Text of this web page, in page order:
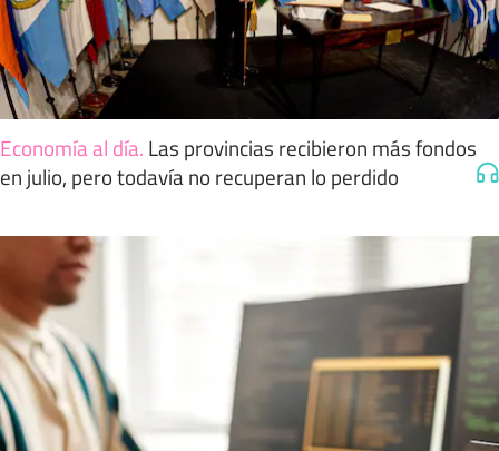
Economía al día. Las provincias recibieron más fondos
en julio, pero todavía no recuperan lo perdido